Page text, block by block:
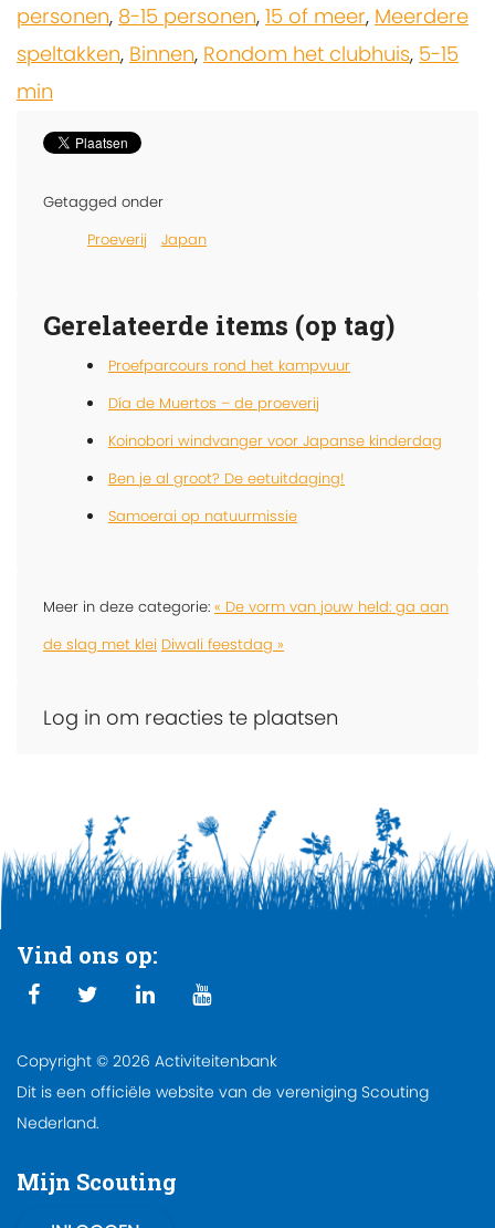
personen, 8-15 personen, 15 of meer, Meerdere
speltakken, Binnen, Rondom het clubhuis, 5-15
min
Getagged onder
Proeverij
Japan
Gerelateerde items (op tag)
Proefparcours rond het kampvuur
Día de Muertos – de proeverij
Koinobori windvanger voor Japanse kinderdag
Ben je al groot? De eetuitdaging!
Samoerai op natuurmissie
Meer in deze categorie: « De vorm van jouw held: ga aan
de slag met klei Diwali feestdag »
Log in om reacties te plaatsen
Vind ons op:
Copyright © 2026 Activiteitenbank
Dit is een officiële website van de vereniging Scouting
Nederland.
Mijn Scouting